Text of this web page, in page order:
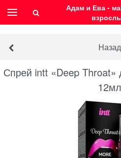
Адам и Ева -
Назад
Спрей intt «Deep Throat»
12мл